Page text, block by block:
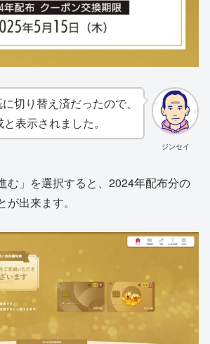
ジンセイ
切り替え済だったので、
表示されました。
む」を選択すると、2024年配布分の
出来ます。